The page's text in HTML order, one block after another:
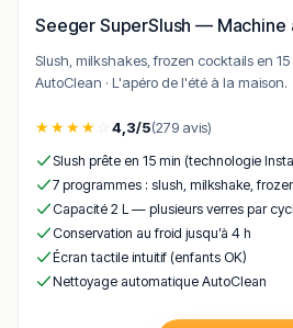
Seeger SuperSlush — Machine
Slush, milkshakes, frozen cocktails en 15 min · 7 programmes ·
AutoClean · L'apéro de l'été à la maison.
★★★★ 4,3/5(279 avis)
Slush prête en 15 min (technologie
7 programmes : slush, milkshake,
Capacité 2 L — plusieurs verres par
Conservation au froid jusqu’à 4 h
Écran tactile intuitif (enfants OK)
Nettoyage automatique AutoClean